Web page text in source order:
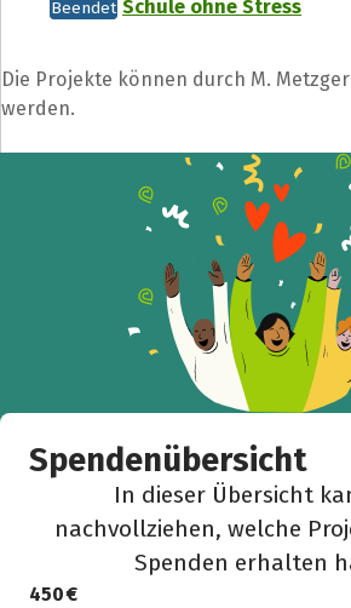
Beendet Schule ohne Stress
Die Projekte können durch M.
werden.
Spendenübersicht
In dieser Übersicht
nachvollziehen, welche
Spenden erhalten
450 €